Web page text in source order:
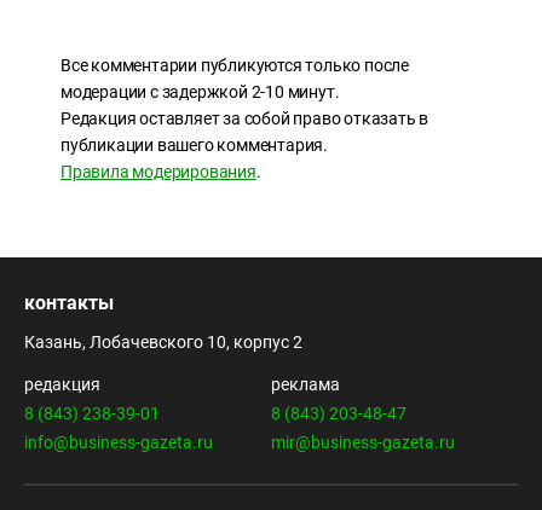
Все комментарии публикуются только после
модерации с задержкой 2-10 минут.
Редакция оставляет за собой право отказать в
публикации вашего комментария.
Правила модерирования.
контакты
Казань, Лобачевского 10, корпус 2
редакция
8 (843) 238-39-01
info@business-gazeta.ru
реклама
8 (843) 203-48-47
mir@business-gazeta.ru